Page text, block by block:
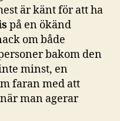
är känt för att ha
på en ökänd
om både
bakom den
minst, en
faran med att
man agerar